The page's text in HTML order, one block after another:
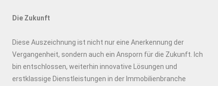
Die Zukunft
Diese Auszeichnung ist nicht nur eine Anerkennung der
Vergangenheit, sondern auch ein Ansporn für die Zukunft. Ich
bin entschlossen, weiterhin innovative Lösungen und
erstklassige Dienstleistungen in der Immobilienbranche